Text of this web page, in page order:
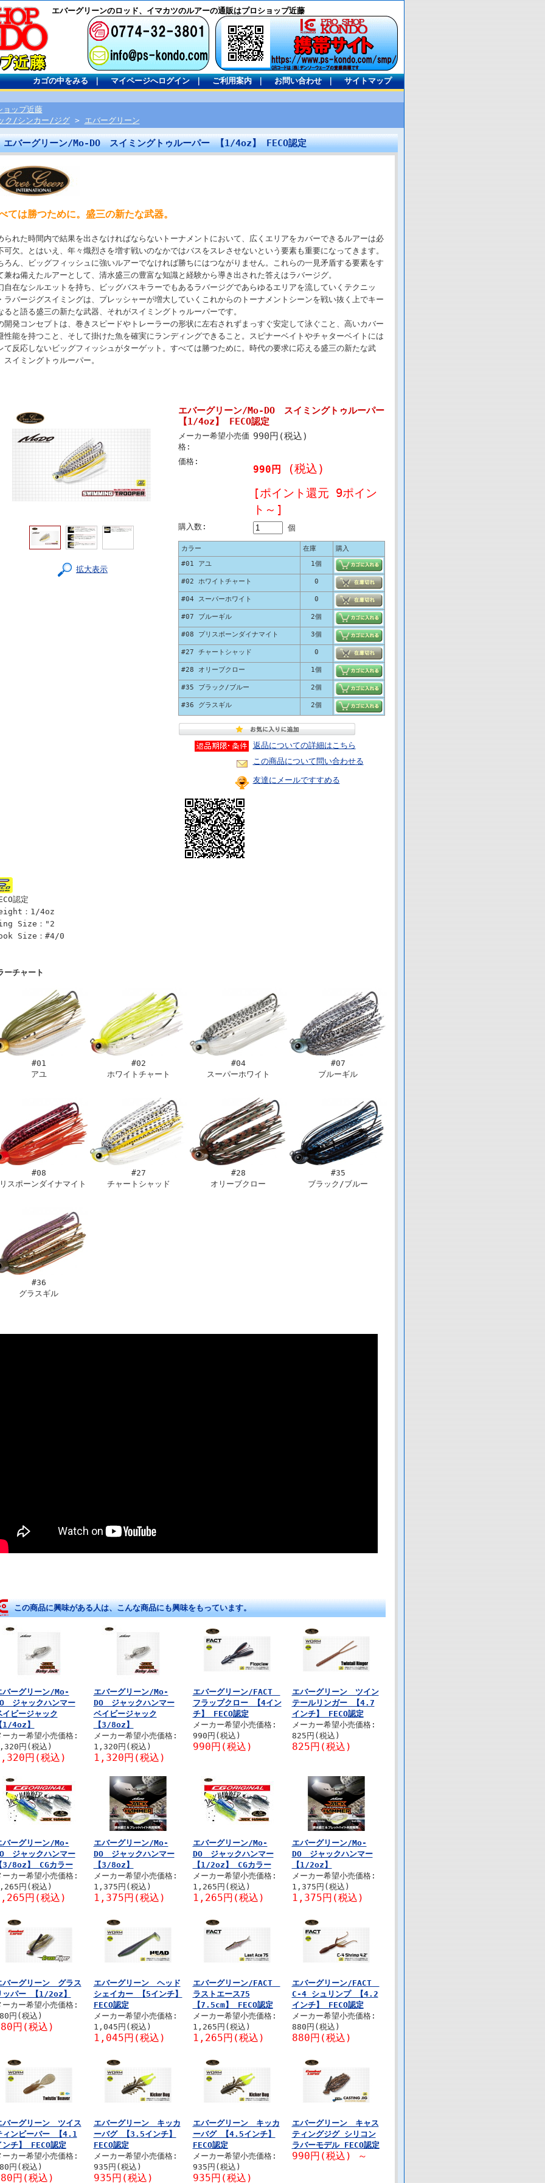
エバーグリーンのロッド、イマカツのルアーの通販はプロショップ近藤
カゴの中をみる｜ マイページへログイン｜ ご利用案内｜ お問い合わせ｜ サイトマップ
ョップ近藤
ク/シンカー/ジグ> エバーグリーン
エバーグリーン/Mo-DO スイミングトゥルーパー 【1/4oz】 FECO認定
ては勝つために。盛三の新たな武器。
られた時間内で結果を出さなければならないトーナメントにおいて、広くエリアをカバーできるルアーは必
可欠。とはいえ、年々熾烈さを増す戦いのなかではバスをスレさせないという要素も重要になってきます。
ろん、ビッグフィッシュに強いルアーでなければ勝ちにはつながりません。これらの一見矛盾する要素をす
兼ね備えたルアーとして、清水盛三の豊富な知識と経験から導き出された答えはラバージグ。
自在なシルエットを持ち、ビッグバスキラーでもあるラバージグであらゆるエリアを流していくテクニッ
ラバージグスイミングは、プレッシャーが増大していくこれからのトーナメントシーンを戦い抜く上でキー
ると語る盛三の新たな武器、それがスイミングトゥルーパーです。
開発コンセプトは、巻きスピードやトレーラーの形状に左右されずまっすぐ安定して泳ぐこと、高いカバー
性能を持つこと、そして掛けた魚を確実にランディングできること。スピナーベイトやチャターベイトには
て反応しないビッグフィッシュがターゲット。すべては勝つために。時代の要求に応える盛三の新たな武
スイミングトゥルーパー。
拡大表示
エバーグリーン/Mo-DO スイミングトゥルーパー
【1/4oz】 FECO認定
メーカー希望小売価
格:
990円(税込)
価格:
990円
(税込)
[ポイント還元 9ポイン
ト～]
購入数: 個
カラー 在庫
購入
#01 アユ
1個
#02 ホワイトチャート 0
#04 スーパーホワイト 0
#07 ブルーギル 2個
#08 プリスポーンダイナマイト 3個
#27 チャートシャッド 0
#28 オリーブクロー 1個
#35 ブラック/ブルー 2個
#36 グラスギル 2個
返品についての詳細はこちら
この商品について問い合わせる
友達にメールですすめる
認定
：1/4oz
Size："2
Size：#4/0
ーチャート
#01
アユ
#02
ホワイトチャート
#04
スーパーホワイト
#07
ブルーギル
#08
スポーンダイナマイト
#27
チャートシャッド
#28
オリーブクロー
#35
ブラック/ブルー
#36
グラスギル
この商品に興味がある人は、こんな商品にも興味をもっています。
バーグリーン/Mo-
ジャックハンマー
イビージャック
1/4oz】
ーカー希望小売価格:
円(税込)
円(税込)
エバーグリーン/Mo-
DO ジャックハンマー
ベイビージャック
【3/8oz】
メーカー希望小売価格:
1,320円(税込)
1,320円(税込)
エバーグリーン/FACT
フラップクロー 【4イン
チ】 FECO認定
メーカー希望小売価格:
990円(税込)
990円(税込)
エバーグリーン ツイン
テールリンガー 【4.7
インチ】 FECO認定
メーカー希望小売価格:
825円(税込)
825円(税込)
バーグリーン/Mo-
ジャックハンマー
3/8oz】 CGカラー
ーカー希望小売価格:
円(税込)
円(税込)
エバーグリーン/Mo-
DO ジャックハンマー
【3/8oz】
メーカー希望小売価格:
1,375円(税込)
1,375円(税込)
エバーグリーン/Mo-
DO ジャックハンマー
【1/2oz】 CGカラー
メーカー希望小売価格:
1,265円(税込)
1,265円(税込)
エバーグリーン/Mo-
DO ジャックハンマー
【1/2oz】
メーカー希望小売価格:
1,375円(税込)
1,375円(税込)
バーグリーン グラス
ッパー 【1/2oz】
ーカー希望小売価格:
円(税込)
円(税込)
エバーグリーン ヘッド
シェイカー 【5インチ】
FECO認定
メーカー希望小売価格:
1,045円(税込)
1,045円(税込)
エバーグリーン/FACT
ラストエース75
【7.5cm】 FECO認定
メーカー希望小売価格:
1,265円(税込)
1,265円(税込)
エバーグリーン/FACT
C-4 シュリンプ 【4.2
インチ】 FECO認定
メーカー希望小売価格:
880円(税込)
880円(税込)
バーグリーン ツイス
ィンビーバー 【4.1
ンチ】 FECO認定
ーカー希望小売価格:
円(税込)
円(税込)
エバーグリーン キッカ
ーバグ 【3.5インチ】
FECO認定
メーカー希望小売価格:
935円(税込)
935円(税込)
エバーグリーン キッカ
ーバグ 【4.5インチ】
FECO認定
メーカー希望小売価格:
935円(税込)
935円(税込)
エバーグリーン キャス
ティングジグ シリコン
ラバーモデル FECO認定
990円(税込) ～